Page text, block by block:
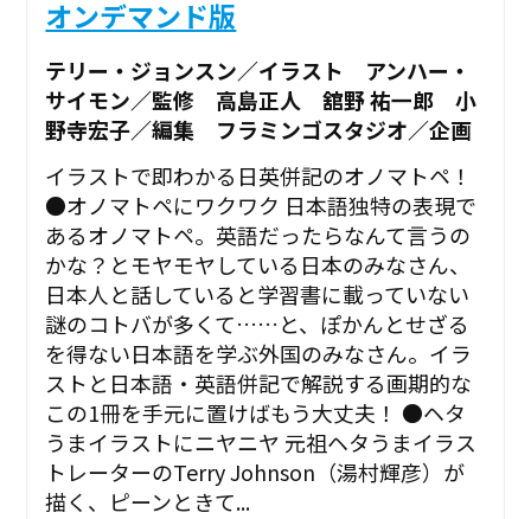
オンデマンド版
テリー・ジョンスン／イラスト アンハー・
サイモン／監修 高島正人 舘野 祐一郎 小
野寺宏子／編集 フラミンゴスタジオ／企画
イラストで即わかる日英併記のオノマトペ！
●オノマトペにワクワク 日本語独特の表現で
あるオノマトペ。英語だったらなんて言うの
かな？とモヤモヤしている日本のみなさん、
日本人と話していると学習書に載っていない
謎のコトバが多くて……と、ぽかんとせざる
を得ない日本語を学ぶ外国のみなさん。イラ
ストと日本語・英語併記で解説する画期的な
この1冊を手元に置けばもう大丈夫！ ●ヘタ
うまイラストにニヤニヤ 元祖ヘタうまイラス
トレーターのTerry Johnson（湯村輝彦）が
描く、ピーンときて...